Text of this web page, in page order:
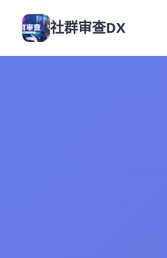
社群审查DX